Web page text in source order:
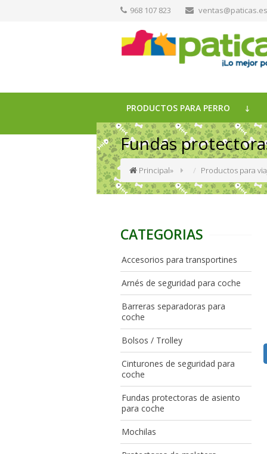
968 107 823 ventas@paticas.es
PRODUCTOS PARA PERRO
Fundas
Principal» Productos para
CATEGORIAS
Accesorios para transportines
Arnés de seguridad para coche
Barreras separadoras para
coche
Bolsos / Trolley
Cinturones de seguridad para
coche
Fundas protectoras de asiento
para coche
Mochilas